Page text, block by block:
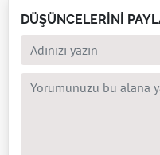
DÜŞÜNCELERİNİ